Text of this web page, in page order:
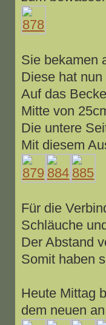
Sie bekamen
Diese hat
Auf das
Mitte von
Die untere
Mit diesem
Für die
Schläuche
Der Abstand
Somit haben
Heute Mittag
dem neuen